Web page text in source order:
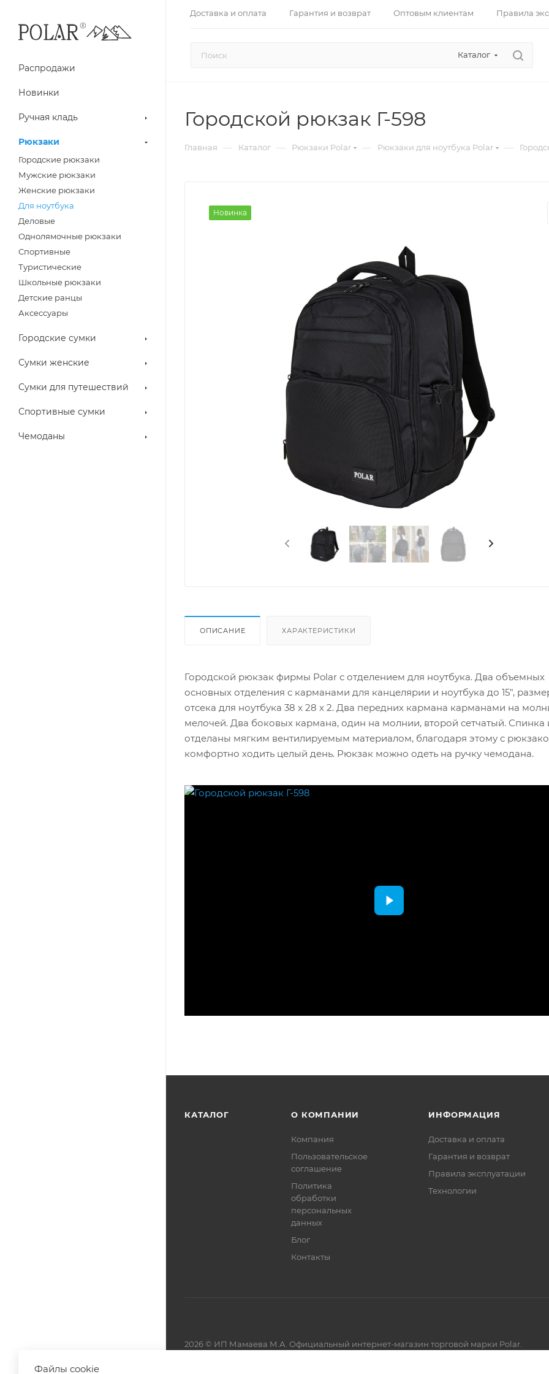
Доставка и оплата Гарантия и возврат Оптовым клиентам Правила
Каталог
Распродажи
Новинки
Ручная кладь
Рюкзаки
Городские рюкзаки
Мужские рюкзаки
Женские рюкзаки
Для ноутбука
Деловые
Однолямочные рюкзаки
Спортивные
Туристические
Школьные рюкзаки
Детские ранцы
Аксессуары
Городские сумки
Сумки женские
Сумки для путешествий
Спортивные сумки
Чемоданы
Городской рюкзак Г-598
Главная — Каталог — Рюкзаки Polar — Рюкзаки для ноутбука Polar —
Новинка
ОПИСАНИЕ ХАРАКТЕРИСТИКИ
Городской рюкзак фирмы Polar с отделением для ноутбука. Два объемных
основных отделения с карманами для канцелярии и ноутбука до 15",
отсека для ноутбука 38 x 28 x 2. Два передних кармана карманами на
мелочей. Два боковых кармана, один на молнии, второй сетчатый. Спинка
отделаны мягким вентилируемым материалом, благодаря этому с
комфортно ходить целый день. Рюкзак можно одеть на ручку чемодана.
КАТАЛОГ О КОМПАНИИ
Компания
Пользовательское
соглашение
Политика
обработки
персональных
данных
Блог
Контакты
ИНФОРМАЦИЯ
Доставка и оплата
Гарантия и возврат
Правила эксплуатации
Технологии
2026 © ИП Мамаева М.А. Официальный интернет-магазин торговой марки Polar.
Файлы cookie